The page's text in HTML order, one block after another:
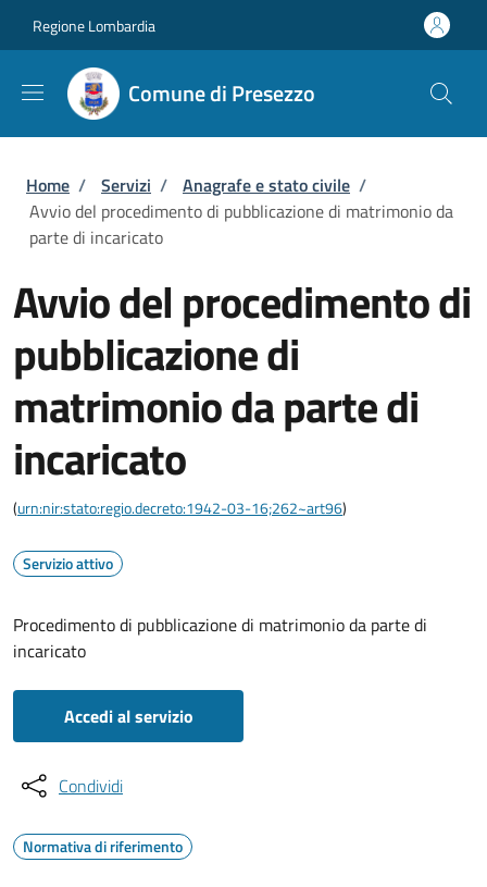
Regione Lombardia
Comune di Presezzo
Briciole di pane
Home / Servizi / Anagrafe e stato civile /
Avvio del procedimento di pubblicazione di matrimonio da
parte di incaricato
Avvio del procedimento di
pubblicazione di
matrimonio da parte di
incaricato
(urn:nir:stato:regio.decreto:1942-03-16;262~art96)
Servizio attivo
Procedimento di pubblicazione di matrimonio da parte di
incaricato
Accedi al servizio
Condividi
Normativa di riferimento